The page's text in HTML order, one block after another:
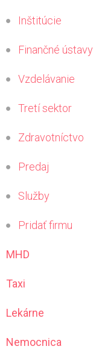
Inštitúcie
Finančné ústavy
Vzdelávanie
Tretí sektor
Zdravotníctvo
Predaj
Služby
Pridať firmu
MHD
Taxi
Lekárne
Nemocnica